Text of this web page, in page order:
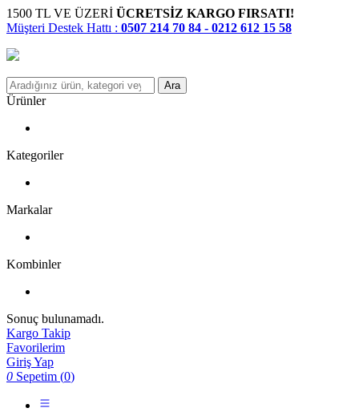
1500 TL VE ÜZERİ ÜCRETSİZ KARGO FIRSATI!
Müşteri Destek Hattı : 0507 214 70 84 - 0212 612 15 58
Ara
Ürünler
Kategoriler
Markalar
Kombinler
Sonuç bulunamadı.
Kargo Takip
Favorilerim
Giriş Yap
0 Sepetim (0)